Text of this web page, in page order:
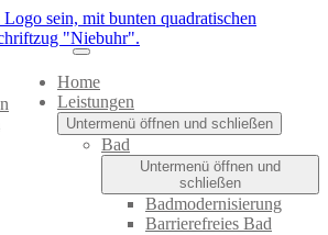
Home
Leistungen
Untermenü öffnen und schließen
Bad
Untermenü öffnen und
schließen
Badmodernisierung
Barrierefreies Bad